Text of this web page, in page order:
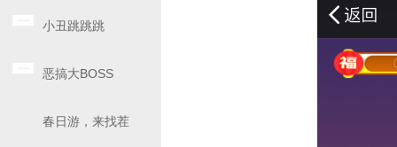
小丑跳跳跳
恶搞大BOSS
春日游，来找茬